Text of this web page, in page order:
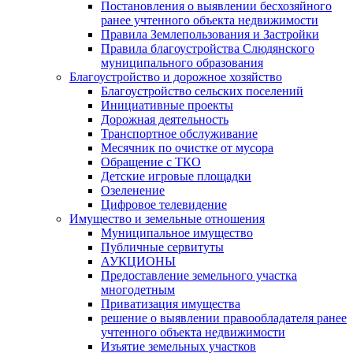
Постановления о выявлении бесхозяйного
ранее учтенного объекта недвижимости
Правила Землепользования и Застройки
Правила благоустройства Слюдянского
муниципального образования
Благоустройство и дорожное хозяйство
Благоустройство сельских поселений
Инициативные проекты
Дорожная деятельность
Транспортное обслуживание
Месячник по очистке от мусора
Обращение с ТКО
Детские игровые площадки
Озеленение
Цифровое телевидение
Имущество и земельные отношения
Муниципальное имущество
Публичные сервитуты
АУКЦИОНЫ
Предоставление земельного участка
многодетным
Приватизация имущества
решение о выявлении правообладателя ранее
учтенного объекта недвижимости
Изъятие земельных участков